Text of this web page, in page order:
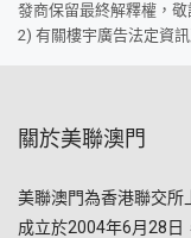
發商保留最終解釋權，
2) 有關樓宇廣告法定資
關於美聯澳門
美聯澳門為香港聯交所
成立於2004年6月28日